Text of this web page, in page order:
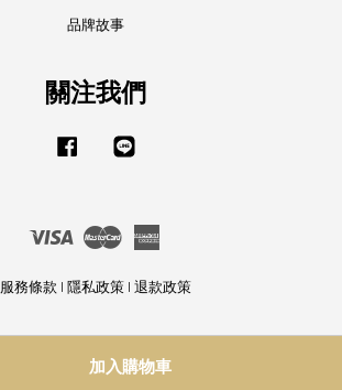
加入購物車
品牌故事
關注我們
Facebook
Visa Master
服務條款 | 隱私政策 | 退款政策